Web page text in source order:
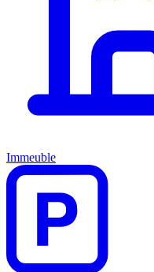
Immeuble